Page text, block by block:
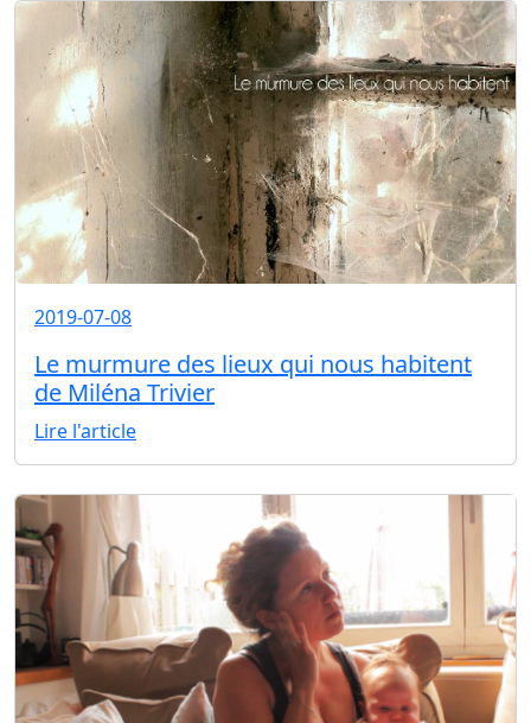
2019-07-08
Le murmure des lieux qui nous habitent
de Miléna Trivier
Lire l'article